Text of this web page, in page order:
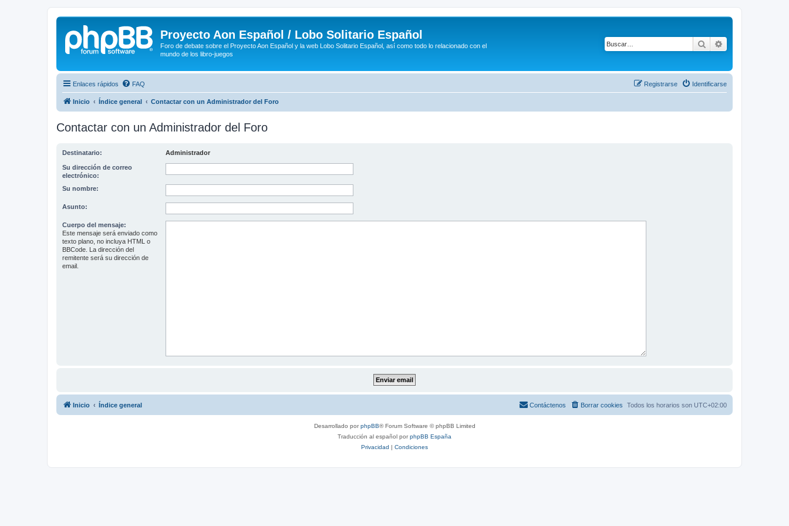
Proyecto Aon Español / Lobo Solitario Español
Foro de debate sobre el Proyecto Aon Español y la web Lobo Solitario Español, así como todo lo relacionado con el
mundo de los libro-juegos
Buscar
Enlaces rápidos FAQ Identificarse
Registrarse
Inicio Índice general Contactar con un Administrador del Foro
Contactar con un Administrador del Foro
Destinatario: Administrador
Su dirección de correo
electrónico:
Su nombre:
Asunto:
Cuerpo del mensaje:
Este mensaje será enviado como
texto plano, no incluya HTML o
BBCode. La dirección del
remitente será su dirección de
email.
Inicio Índice general Todos los horarios son UTC+02:00
Borrar cookies
Contáctenos
Desarrollado porphpBB® Forum Software © phpBB Limited
Traducción al español porphpBB España
Privacidad | Condiciones